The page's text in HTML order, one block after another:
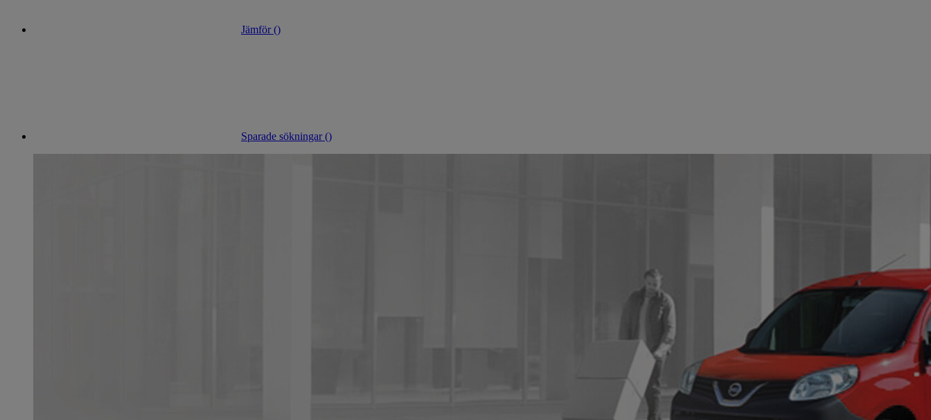
Jämför ()
Sparade sökningar ()